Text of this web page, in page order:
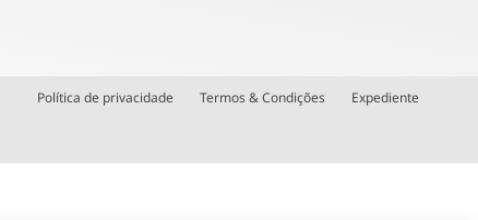
Política de privacidade Termos & Condições Expediente